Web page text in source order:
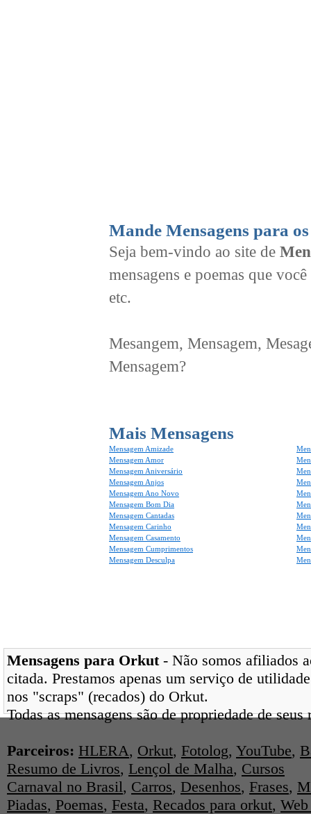
Mande Mensagens para
Seja bem-vindo ao site de
mensagens e poemas que
etc.
Mesangem, Mensagem,
Mensagem?
Mais Mensagens
Mensagem Amizade
Mensagem Amor
Mensagem Aniversário
Mensagem Anjos
Mensagem Ano Novo
Mensagem Bom Dia
Mensagem Cantadas
Mensagem Carinho
Mensagem Casamento
Mensagem Cumprimentos
Mensagem Desculpa
Mensagens para Orkut- Não somos afiliados
citada. Prestamos apenas um serviço de
nos "scraps" (recados) do Orkut.
Todas as mensagens são de propriedade de
Parceiros: HLERA, Orkut, Fotolog, YouTube,
Resumo de Livros, Lençol de Malha, Cursos
Carnaval no Brasil, Carros, Desenhos, Frases,
Piadas, Poemas, Festa, Recados para orkut,